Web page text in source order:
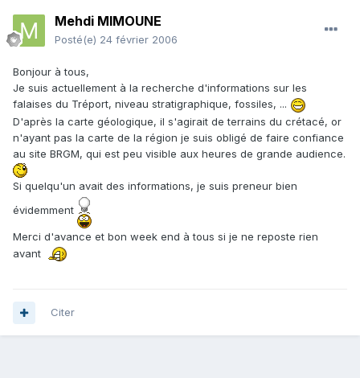
Mehdi MIMOUNE
Posté(e) 24 février 2006
Bonjour à tous,
Je suis actuellement à la recherche d'informations sur les
falaises du Tréport, niveau stratigraphique, fossiles, ...
D'après la carte géologique, il s'agirait de terrains du crétacé, or
n'ayant pas la carte de la région je suis obligé de faire confiance
au site BRGM, qui est peu visible aux heures de grande audience.
Si quelqu'un avait des informations, je suis preneur bien
évidemment
Merci d'avance et bon week end à tous si je ne reposte rien
avant
Citer